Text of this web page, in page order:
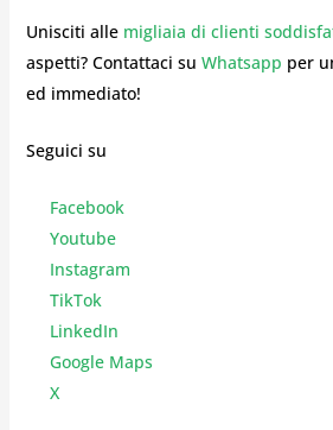
Unisciti alle migliaia di clienti
aspetti? Contattaci su Whatsapp per
ed immediato!
Seguici su
Facebook
Youtube
Instagram
TikTok
LinkedIn
Google Maps
X